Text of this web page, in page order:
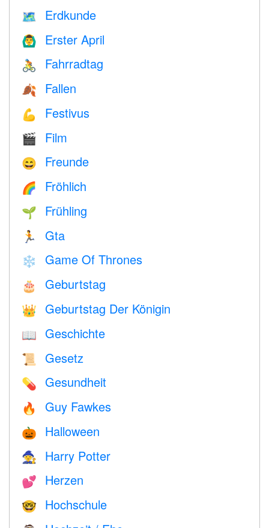
🗺 Erdkunde
🙆‍♂️ Erster April
🚴 Fahrradtag
🍂 Fallen
💪 Festivus
🎬 Film
😄 Freunde
🌈 Fröhlich
🌱 Frühling
🏃 Gta
❄️ Game Of Thrones
🎂 Geburtstag
👑 Geburtstag Der Königin
📖 Geschichte
📜 Gesetz
💊 Gesundheit
🔥 Guy Fawkes
🎃 Halloween
🧙 Harry Potter
💕 Herzen
🤓 Hochschule